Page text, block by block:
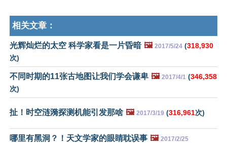
相关文章：
光辉灿烂的太空 科学家看是一片昏暗 🖼️ 2017/5/24 (318,930
次)
不同时期的11张古地图让我们学会谦卑 🖼️ 2017/4/1 (346,358
次)
扯！时空涟漪探测机能引发那啥 🖼️ 2017/3/19 (316,961次)
哪里有黑洞？！天文学家的眼睛耽误事 🖼️ 2017/2/25